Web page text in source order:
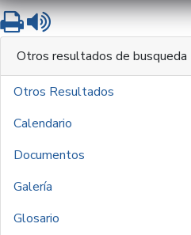
ImprimirLeer contenido
Otros resultados de busqueda
Otros Resultados
Calendario
Documentos
Galería
Glosario